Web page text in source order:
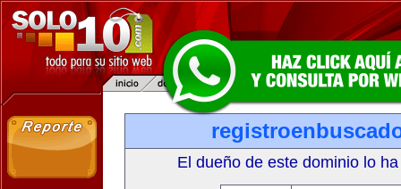
El dueño de este dominio lo